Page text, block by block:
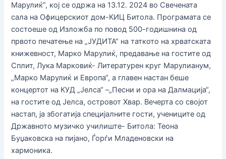
Марулиќ”, кој се одржа на 13.12. 2024 во Свечената
сала на Офицерскиот дом-КИЦ Битола. Програмата се
состоеше од Изложба по повод 500-годишнина од
првото печатење на „ЈУДИТА“ на таткото на хрватската
книжевност, Марко Марулиќ, предавање на гостите од
Сплит, Лука Марковиќ- Литературен круг Марулианум,
„Марко Марулиќ и Европа“, а главен настан беше
концертот на КУД „Јелса“ –„Песни и ора на Далмација“,
на гостите од Јелса, островот Хвар. Вечерта со својот
настап, ја збогатија специјалните гости, учениците од
Државното музичко училиште- Битола: Теона
Буџаковска на пијано, Ѓорѓи Младеновски на
хармоника.